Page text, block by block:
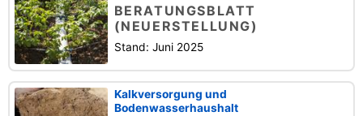
BERATUNGSBLATT
(NEUERSTELLUNG)
Stand: Juni 2025
Kalkversorgung und
Bodenwasserhaushalt